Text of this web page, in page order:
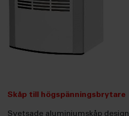
Skåp till högspänningsbrytare
Svetsade aluminiumskåp